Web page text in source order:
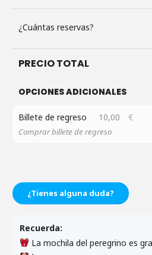
¿Cuántas reservas?
PRECIO TOTAL
OPCIONES ADICIONALES
Billete de regreso 10,00 €
Comprar billete de regreso
¿Tienes alguna duda?
Recuerda:
La mochila del peregrino es